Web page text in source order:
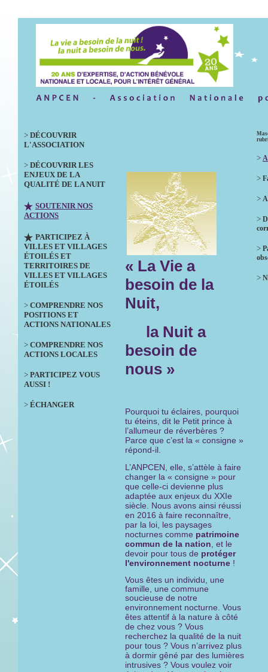
> DÉCOUVRIR
L'ASSOCIATION
> DÉCOUVRIR LES
ENJEUX DE LA
QUALITÉ DE LA NUIT
SOUTENIR NOS
ACTIONS
PARTICIPEZ À
VILLES ET VILLAGES
ÉTOILÉS ET
TERRITOIRES DE
VILLES ET VILLAGES
ÉTOILÉS
> COMPRENDRE NOS
POSITIONS ET
ACTIONS NATIONALES
> COMPRENDRE NOS
ACTIONS LOCALES
> PARTICIPEZ VOUS
AUSSI !
> ÉCHANGER
« La Vie a
besoin de la
Nuit,
la Nuit a
besoin de
nous »
Pourquoi tu éclaires, pourquoi
tu éteins, dit le Petit prince à
l’allumeur de réverbères ?
Parce que c’est la « consigne »
répond-il.
L’ANPCEN, elle, s’attèle à faire
changer la « consigne » pour
que celle-ci devienne plus
adaptée aux enjeux du XXIe
siècle. Nous avons ainsi réussi
en 2016 à faire reconnaître,
par la loi, les paysages
nocturnes comme patrimoine
commun de la nation , et le
devoir pour tous de protéger
l'environnement nocturne !
Vous êtes un individu, une
famille, une commune
soucieuse de notre
environnement nocturne. Vous
êtes attentif à la nature à côté
de chez vous ? Vous
recherchez la qualité de la nuit
pour tous ? Vous n’arrivez plus
à dormir gêné par des lumières
intrusives ? Vous voulez voir
>
>
>
>
>
>